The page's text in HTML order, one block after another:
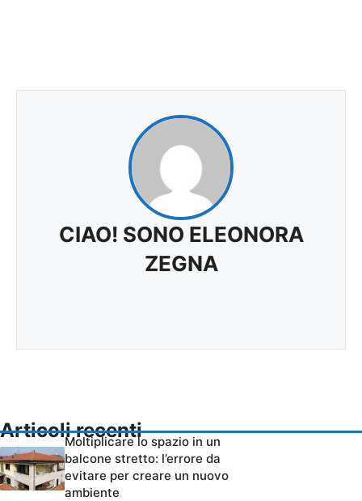
CIAO! SONO ELEONORA
ZEGNA
Articoli recenti
Moltiplicare lo spazio in un
balcone stretto: l’errore da
evitare per creare un nuovo
ambiente